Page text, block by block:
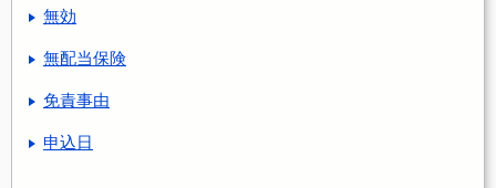
無効
無配当保険
免責事由
申込日